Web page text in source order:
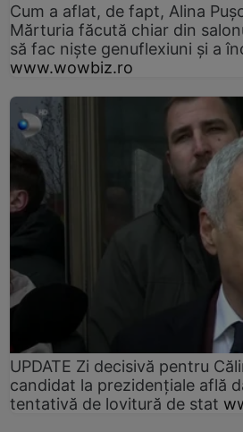
Cum a aflat, de fapt, Alina
Mărturia făcută chiar din
să fac niște genuflexiuni și a
www.wowbiz.ro
UPDATE Zi decisivă pentru
candidat la prezidențiale află
tentativă de lovitură de stat